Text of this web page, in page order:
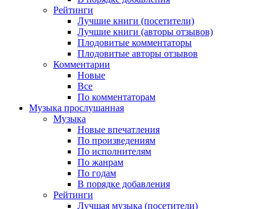
Рейтинги
Лучшие книги (посетители)
Лучшие книги (авторы отзывов)
Плодовитые комментаторы
Плодовитые авторы отзывов
Комментарии
Новые
Все
По комментаторам
Музыка прослушанная
Музыка
Новые впечатления
По произведениям
По исполнителям
По жанрам
По годам
В порядке добавления
Рейтинги
Лучшая музыка (посетители)